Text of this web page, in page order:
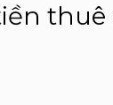
thuê